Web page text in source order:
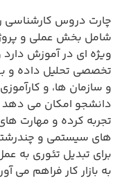
چارت دروس
شامل بخش عملی و
ویژه ای در آموزش دارد
تخصصی تحلیل داده و
و سازمان ها، و
دانشجو امکان می دهد
تجربه کرده و مهارت
های سیستمی و
برای تبدیل تئوری به
به بازار کار فراهم می